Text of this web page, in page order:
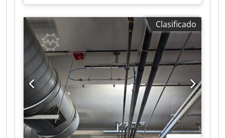
SS+ZVG Crodpfx Asu S Sq Isg Eof
Clasificado